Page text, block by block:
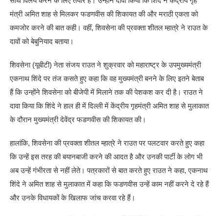
मंत्री अमित शाह से मिलकर फडणवीस की शिकायत की और मराठी एकता को
कमजोर करने की बात कही। वहीं, शिवसेना की प्रवक्ता शीतल म्हात्रे ने राउत के
दावों को बेबुनियाद बताया।
शिवसेना (यूबीटी) नेता संजय राउत ने शुक्रवार को महाराष्ट्र के उपमुख्यमंत्री
एकनाथ शिंदे पर तंज कसते हुए कहा कि वह मुख्यमंत्री बनने के लिए इतने बेताब
हैं कि उन्होंने शिवसेना को बीजेपी में मिलाने तक की पेशकश कर दी है। राउत ने
दावा किया कि शिंदे ने हाल ही में दिल्ली में केंद्रीय गृहमंत्री अमित शाह से मुलाकात
के दौरान मुख्यमंत्री देवेंद्र फडणवीस की शिकायत की।
हालांकि, शिवसेना की प्रवक्ता शीतल म्हात्रे ने राउत पर पलटवार करते हुए कहा
कि उन्हें इस तरह की बयानबाजी करने की आदत है और उनकी पार्टी के लोग भी
अब उन्हें गंभीरता से नहीं लेते। पत्रकारों से बात करते हुए राउत ने कहा, एकनाथ
शिंदे ने अमित शाह से मुलाकात में कहा कि फडणवीस उन्हें काम नहीं करने दे रहे हैं
और उनके विधायकों के खिलाफ जांच करवा रहे हैं।